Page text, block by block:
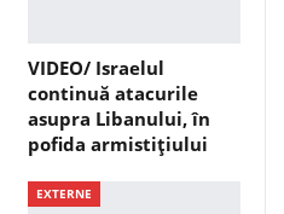
VIDEO/ Israelul
continuă atacurile
asupra Libanului, în
pofida armistițiului
EXTERNE